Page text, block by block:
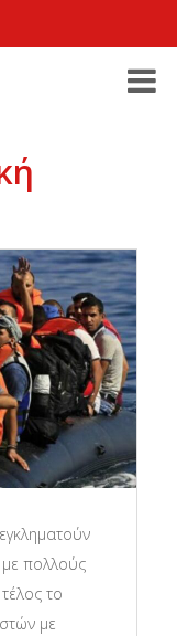
πολλούς
το
με